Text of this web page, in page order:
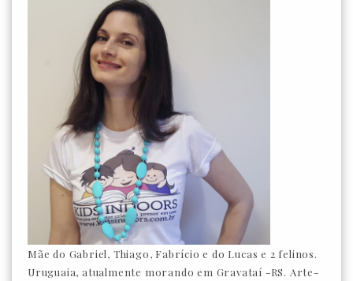
Mãe do Gabriel, Thiago, Fabrício e do Lucas e 2 felinos.
Uruguaia, atualmente morando em Gravataí -RS. Arte-